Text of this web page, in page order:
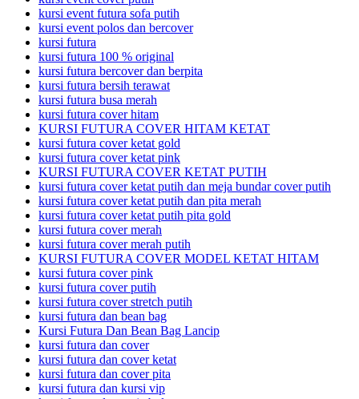
kursi event futura sofa putih
kursi event polos dan bercover
kursi futura
kursi futura 100 % original
kursi futura bercover dan berpita
kursi futura bersih terawat
kursi futura busa merah
kursi futura cover hitam
KURSI FUTURA COVER HITAM KETAT
kursi futura cover ketat gold
kursi futura cover ketat pink
KURSI FUTURA COVER KETAT PUTIH
kursi futura cover ketat putih dan meja bundar cover putih
kursi futura cover ketat putih dan pita merah
kursi futura cover ketat putih pita gold
kursi futura cover merah
kursi futura cover merah putih
KURSI FUTURA COVER MODEL KETAT HITAM
kursi futura cover pink
kursi futura cover putih
kursi futura cover stretch putih
kursi futura dan bean bag
Kursi Futura Dan Bean Bag Lancip
kursi futura dan cover
kursi futura dan cover ketat
kursi futura dan cover pita
kursi futura dan kursi vip